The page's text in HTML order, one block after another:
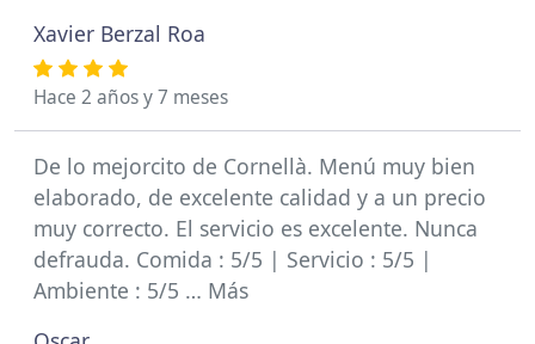
Xavier Berzal Roa
Hace 2 años y 7 meses
De lo mejorcito de Cornellà. Menú muy bien
elaborado, de excelente calidad y a un precio
muy correcto. El servicio es excelente. Nunca
defrauda. Comida : 5/5 | Servicio : 5/5 |
Ambiente : 5/5 … Más